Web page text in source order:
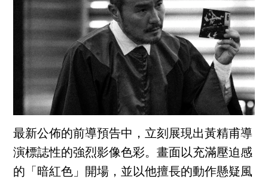
最新公佈的前導預告中，立刻展現出黃精甫導
演標誌性的強烈影像色彩。畫面以充滿壓迫感
的「暗紅色」開場，並以他擅長的動作懸疑風